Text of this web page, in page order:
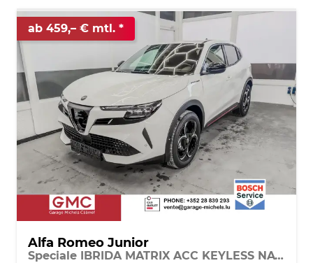
ab 459,– € mtl.
Alfa Romeo Junior
Speciale IBRIDA MATRIX ACC KEYLESS NAVI